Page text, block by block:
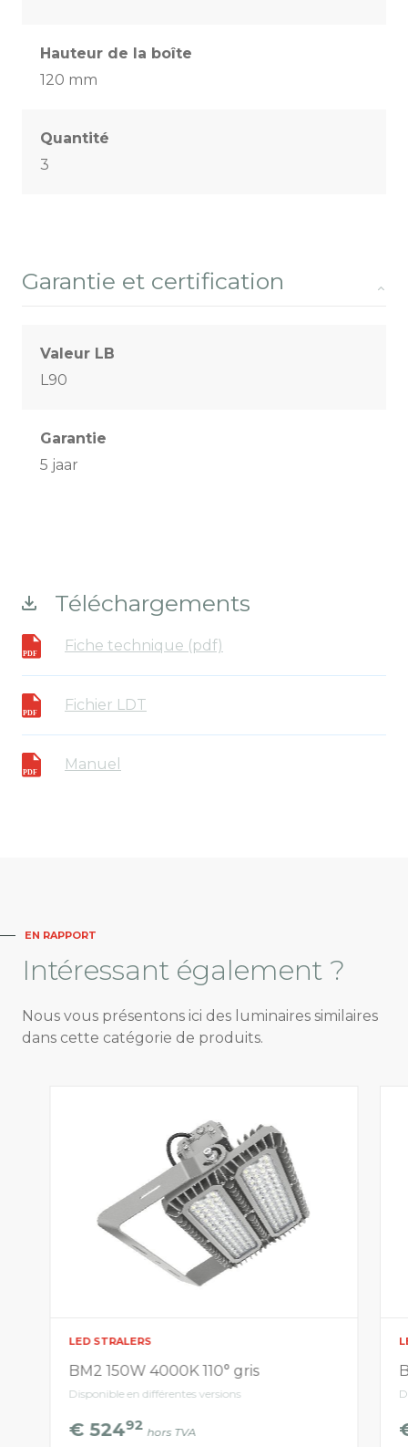
Hauteur de la boîte
120 mm
Quantité
3
Garantie et certification
Valeur LB
L90
Garantie
5 jaar
Téléchargements
Fiche technique (pdf)
Fichier LDT
Manuel
EN RAPPORT
Intéressant également ?
Nous vous présentons ici des luminaires similaires
dans cette catégorie de produits.
LED STRALERS
BM2 150W 4000K 110° gris
Disponible en différentes versions
€ 52492 hors TVA